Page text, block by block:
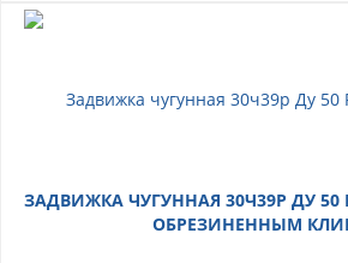
ЗАДВИЖКА ЧУГУННАЯ 30Ч39Р ДУ 50
ОБРЕЗИНЕННЫМ